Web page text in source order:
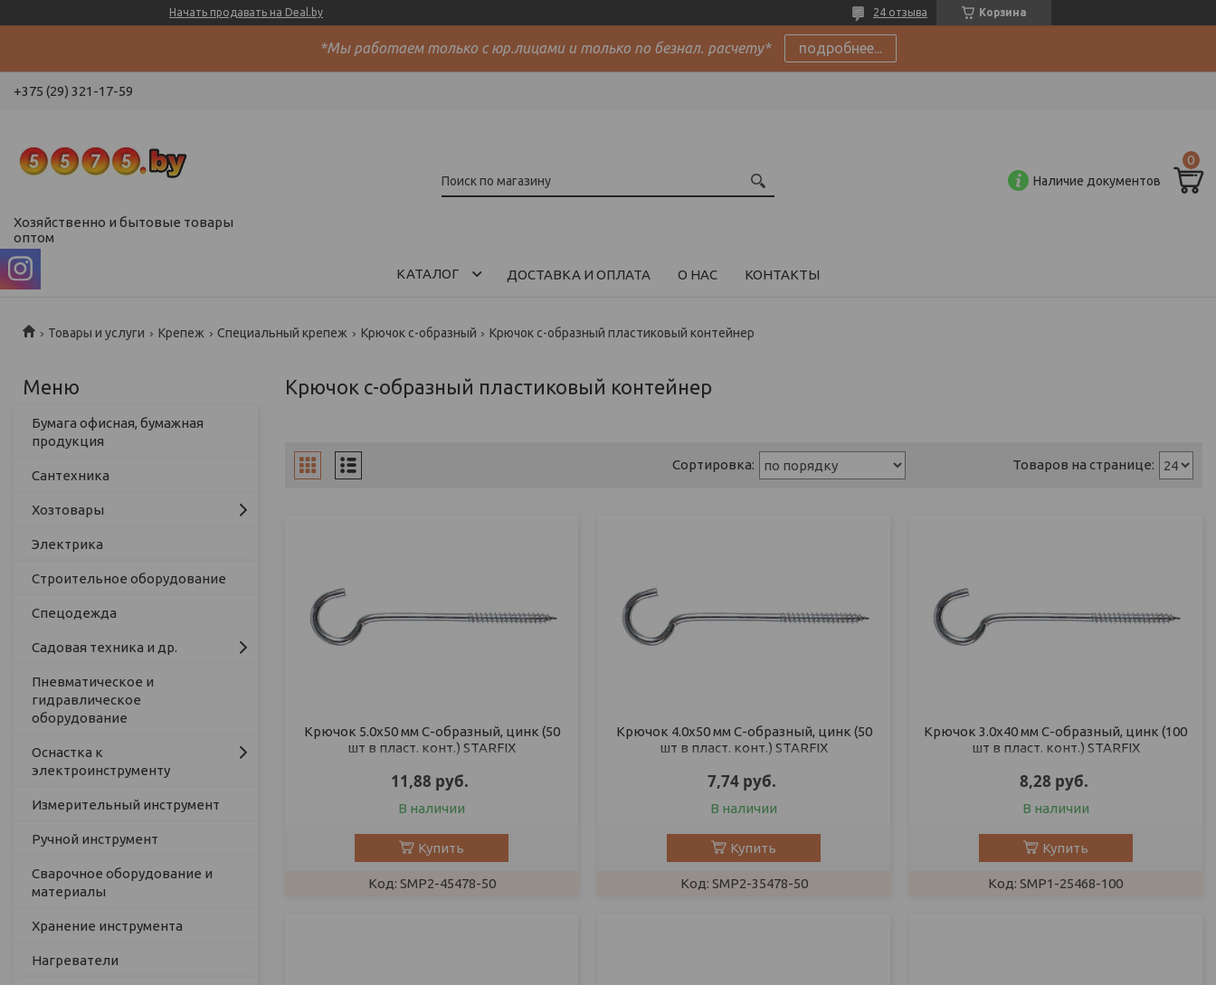
Начать продавать на Deal.by Корзина
24 отзыва
*Мы работаем только с юр.лицами и только по безнал. расчету* подробнее...
+375 (29) 321-17-59
Хозяйственно и бытовые товары
оптом
Наличие документов
КАТАЛОГ ДОСТАВКА И ОПЛАТА О НАС КОНТАКТЫ
Товары и услуги Крепеж Специальный крепеж Крючок с-образный Крючок с-образный пластиковый контейнер
Крючок с-образный пластиковый контейнер
Крючок 5.0х50 мм С-образный, цинк (50
шт в пласт. конт.) STARFIX
11,88 руб.
В наличии
Купить
SMP2-45478-50
Крючок 4.0х50 мм С-образный, цинк (50
шт в пласт. конт.) STARFIX
7,74 руб.
В наличии
Купить
SMP2-35478-50
Крючок 3.0х40 мм С-образный, цинк (100
шт в пласт. конт.) STARFIX
8,28 руб.
В наличии
Купить
SMP1-25468-100
Бумага офисная, бумажная
продукция
Сантехника
Хозтовары
Электрика
Строительное оборудование
Спецодежда
Садовая техника и др.
Пневматическое и
гидравлическое
оборудование
Оснастка к
электроинструменту
Измерительный инструмент
Ручной инструмент
Сварочное оборудование и
материалы
Хранение инструмента
Нагреватели